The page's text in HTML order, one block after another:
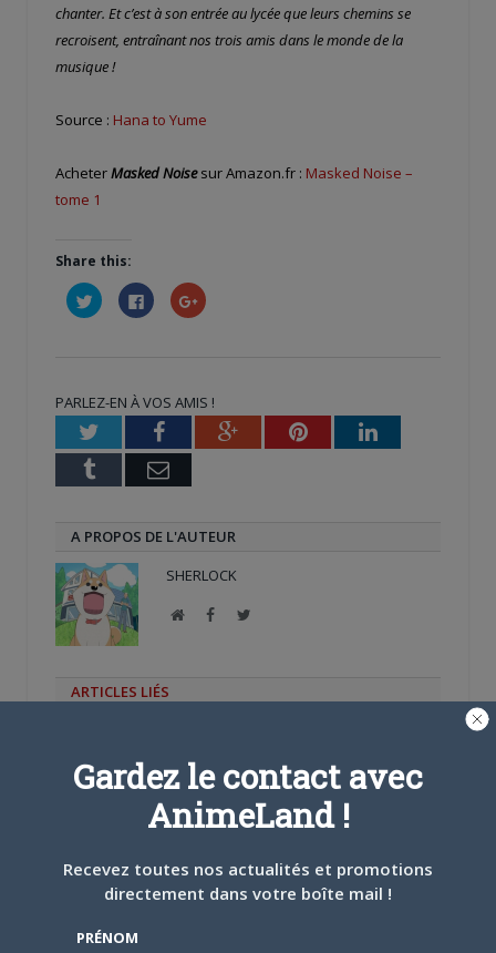
chanter. Et c’est à son entrée au lycée que leurs chemins se
recroisent, entraînant nos trois amis dans le monde de la
musique !
Source : Hana to Yume
AcheterMasked Noisesur Amazon.fr : Masked Noise –
tome 1
Share this:
Cliquez
pour
partager
fenêtre)
Cliquez
pour
partager
fenêtre)
Cliquez
pour
nouvelle
fenêtre)
PARLEZ-EN À VOS AMIS !
TwitterFacebookGoogle+PinterestLinkedIn
Tumblr Email
A PROPOS DE L'AUTEUR
SHERLOCK
Site FacebookTwitter
ARTICLES LIÉS
L’AnimeLand Hors-Série
– Spécial Posters est
Gardez le contact avec
AnimeLand !
Recevez toutes nos actualités et promotions
directement dans votre boîte mail !
PRÉNOM